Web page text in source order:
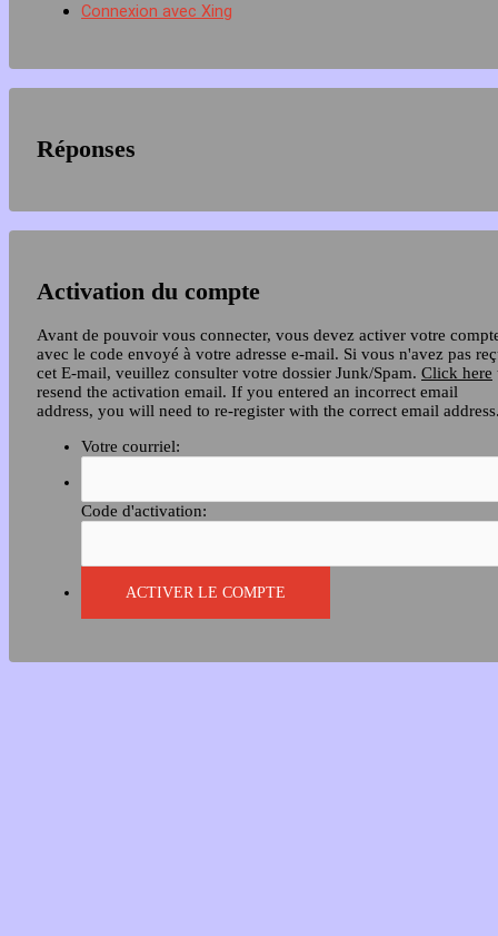
Connexion avec Xing
Réponses
Activation du compte
Avant de pouvoir vous connecter, vous devez activer votre
avec le code envoyé à votre adresse e-mail. Si vous n'avez pas
cet E-mail, veuillez consulter votre dossier Junk/Spam. Click here
resend the activation email. If you entered an incorrect email
address, you will need to re-register with the correct email
Votre courriel:
Code d'activation: